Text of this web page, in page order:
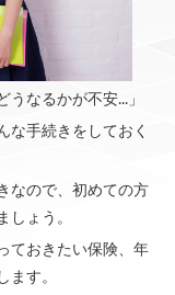
うなるかが不安...」
な手続きをしておく
なので、初めての方
しょう。
ておきたい保険、年
ます。